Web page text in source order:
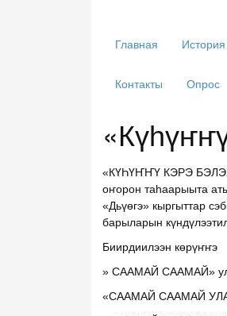
Главная История
Контакты Опрос
«КҮҺҮҤҤҮ КЭРЭ
оҥорон таһаарыыта
«Дьүөгэ» кыргыттар
барыларын
Биирдиилээн көрүҥҥэ
» СААМАЙ СААМАЙ»
«СААМАЙ СААМАЙ